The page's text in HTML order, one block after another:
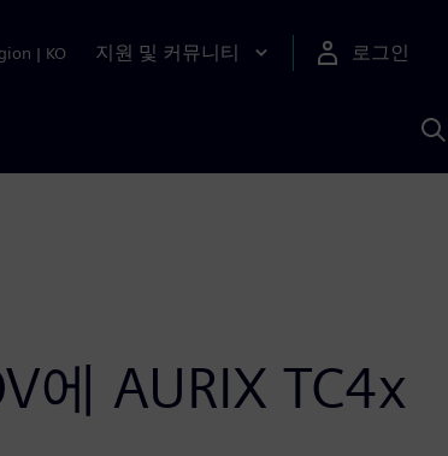
| KO 지원 및 커뮤니티 로그인
AURIX TC4x